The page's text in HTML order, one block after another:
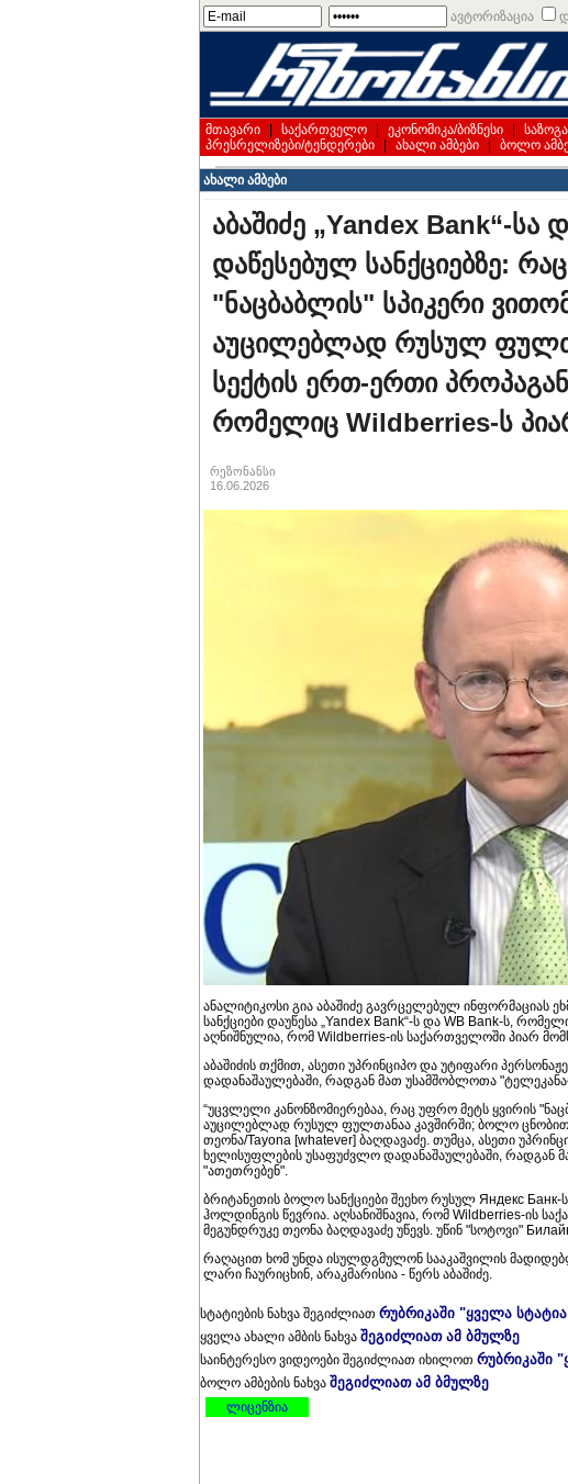
ავტორიზაცია
მთავარი საქართველო ეკონომიკა/ბიზნესი
პრესრელიზები/ტენდერები
ახალი ამბები ბოლო
ახალი ამბები
აბაშიძე „Yandex Bank“-სა
დაწესებულ სანქციებზე:
"ნაცბაბლის" სპიკერი
აუცილებლად რუსულ
სექტის ერთ-ერთი
რომელიც Wildberries-ს
რეზონანსი
16.06.2026
ანალიტიკოსი გია აბაშიძე გავრცელებულ ინფორმაციას
სანქციები დაუწესა „Yandex Bank“-ს და WB Bank-ს,
აღნიშნულია, რომ Wildberries-ის საქართველოში პიარ
აბაშიძის თქმით, ასეთი უპრინციპო და უტიფარი
დადანაშაულებაში, რადგან მათ უსამშობლოთა
“უცვლელი კანონზომიერებაა, რაც უფრო მეტს ყვირის
აუცილებლად რუსულ ფულთანაა კავშირში; ბოლო
თეონა/Tayona [whatever] ბაღდავაძე. თუმცა, ასეთი
ხელისუფლების უსაფუძვლო დადანაშაულებაში, რადგან
"ათეთრებენ".
ბრიტანეთის ბოლო სანქციები შეეხო რუსულ Яндекс Банк-
ჰოლდინგის წევრია. აღსანიშნავია, რომ Wildberries-ის
მეგუნდრუკე თეონა ბაღდავაძე უწევს. უწინ "სოტოვი"
რაღაცით ხომ უნდა ისულდგმულონ სააკაშვილის
ლარი ჩაურიცხინ, არაკმარისია - წერს აბაშიძე.
სტატიების ნახვა შეგიძლიათ რუბრიკაში "ყველა
ყველა ახალი ამბის ნახვა შეგიძლიათ ამ ბმულზე
საინტერესო ვიდეოები შეგიძლიათ იხილოთ რუბრიკაში
ბოლო ამბების ნახვა შეგიძლიათ ამ ბმულზე
ლიცენზია